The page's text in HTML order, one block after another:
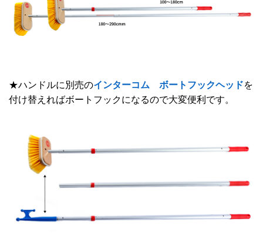
★ハンドルに別売のインターコム ボートフックヘッドを
付け替えればボートフックになるので大変便利です。